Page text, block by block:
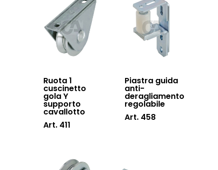
Ruota 1
cuscinetto
gola Y
supporto
cavallotto
Art. 411
Piastra guida
anti-
deragliamento
regolabile
Art. 458
scorrevoli
Accessori
sospesi
accessories
Sistemi di
Hardware
Lavora con noi
Contatti